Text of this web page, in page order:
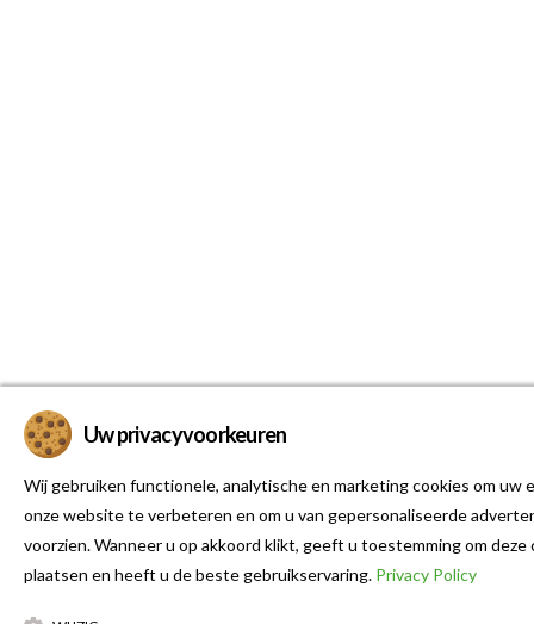
Uw privacyvoorkeuren
Wij gebruiken functionele, analytische en marketing cookies om uw
onze website te verbeteren en om u van gepersonaliseerde
voorzien. Wanneer u op akkoord klikt, geeft u toestemming om deze
plaatsen en heeft u de beste gebruikservaring. Privacy Policy